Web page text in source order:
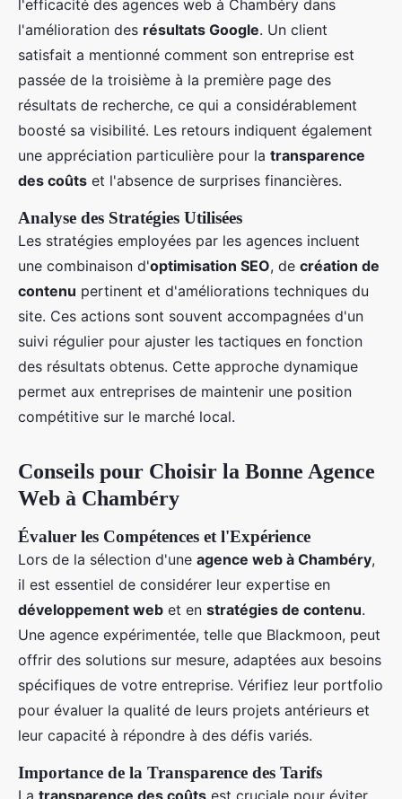
l'efficacité des agences web à Chambéry dans
l'amélioration des résultats Google. Un client
satisfait a mentionné comment son entreprise est
passée de la troisième à la première page des
résultats de recherche, ce qui a considérablement
boosté sa visibilité. Les retours indiquent également
une appréciation particulière pour la transparence
des coûts et l'absence de surprises financières.
Analyse des Stratégies Utilisées
Les stratégies employées par les agences incluent
une combinaison d'optimisation SEO, de création de
contenu pertinent et d'améliorations techniques du
site. Ces actions sont souvent accompagnées d'un
suivi régulier pour ajuster les tactiques en fonction
des résultats obtenus. Cette approche dynamique
permet aux entreprises de maintenir une position
compétitive sur le marché local.
Conseils pour Choisir la Bonne Agence
Web à Chambéry
Évaluer les Compétences et l'Expérience
Lors de la sélection d'une agence web à Chambéry,
il est essentiel de considérer leur expertise en
développement web et en stratégies de contenu.
Une agence expérimentée, telle que Blackmoon, peut
offrir des solutions sur mesure, adaptées aux besoins
spécifiques de votre entreprise. Vérifiez leur portfolio
pour évaluer la qualité de leurs projets antérieurs et
leur capacité à répondre à des défis variés.
Importance de la Transparence des Tarifs
La transparence des coûts est cruciale pour éviter